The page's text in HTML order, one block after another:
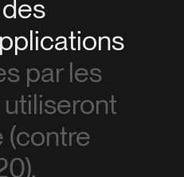
par les
(contre